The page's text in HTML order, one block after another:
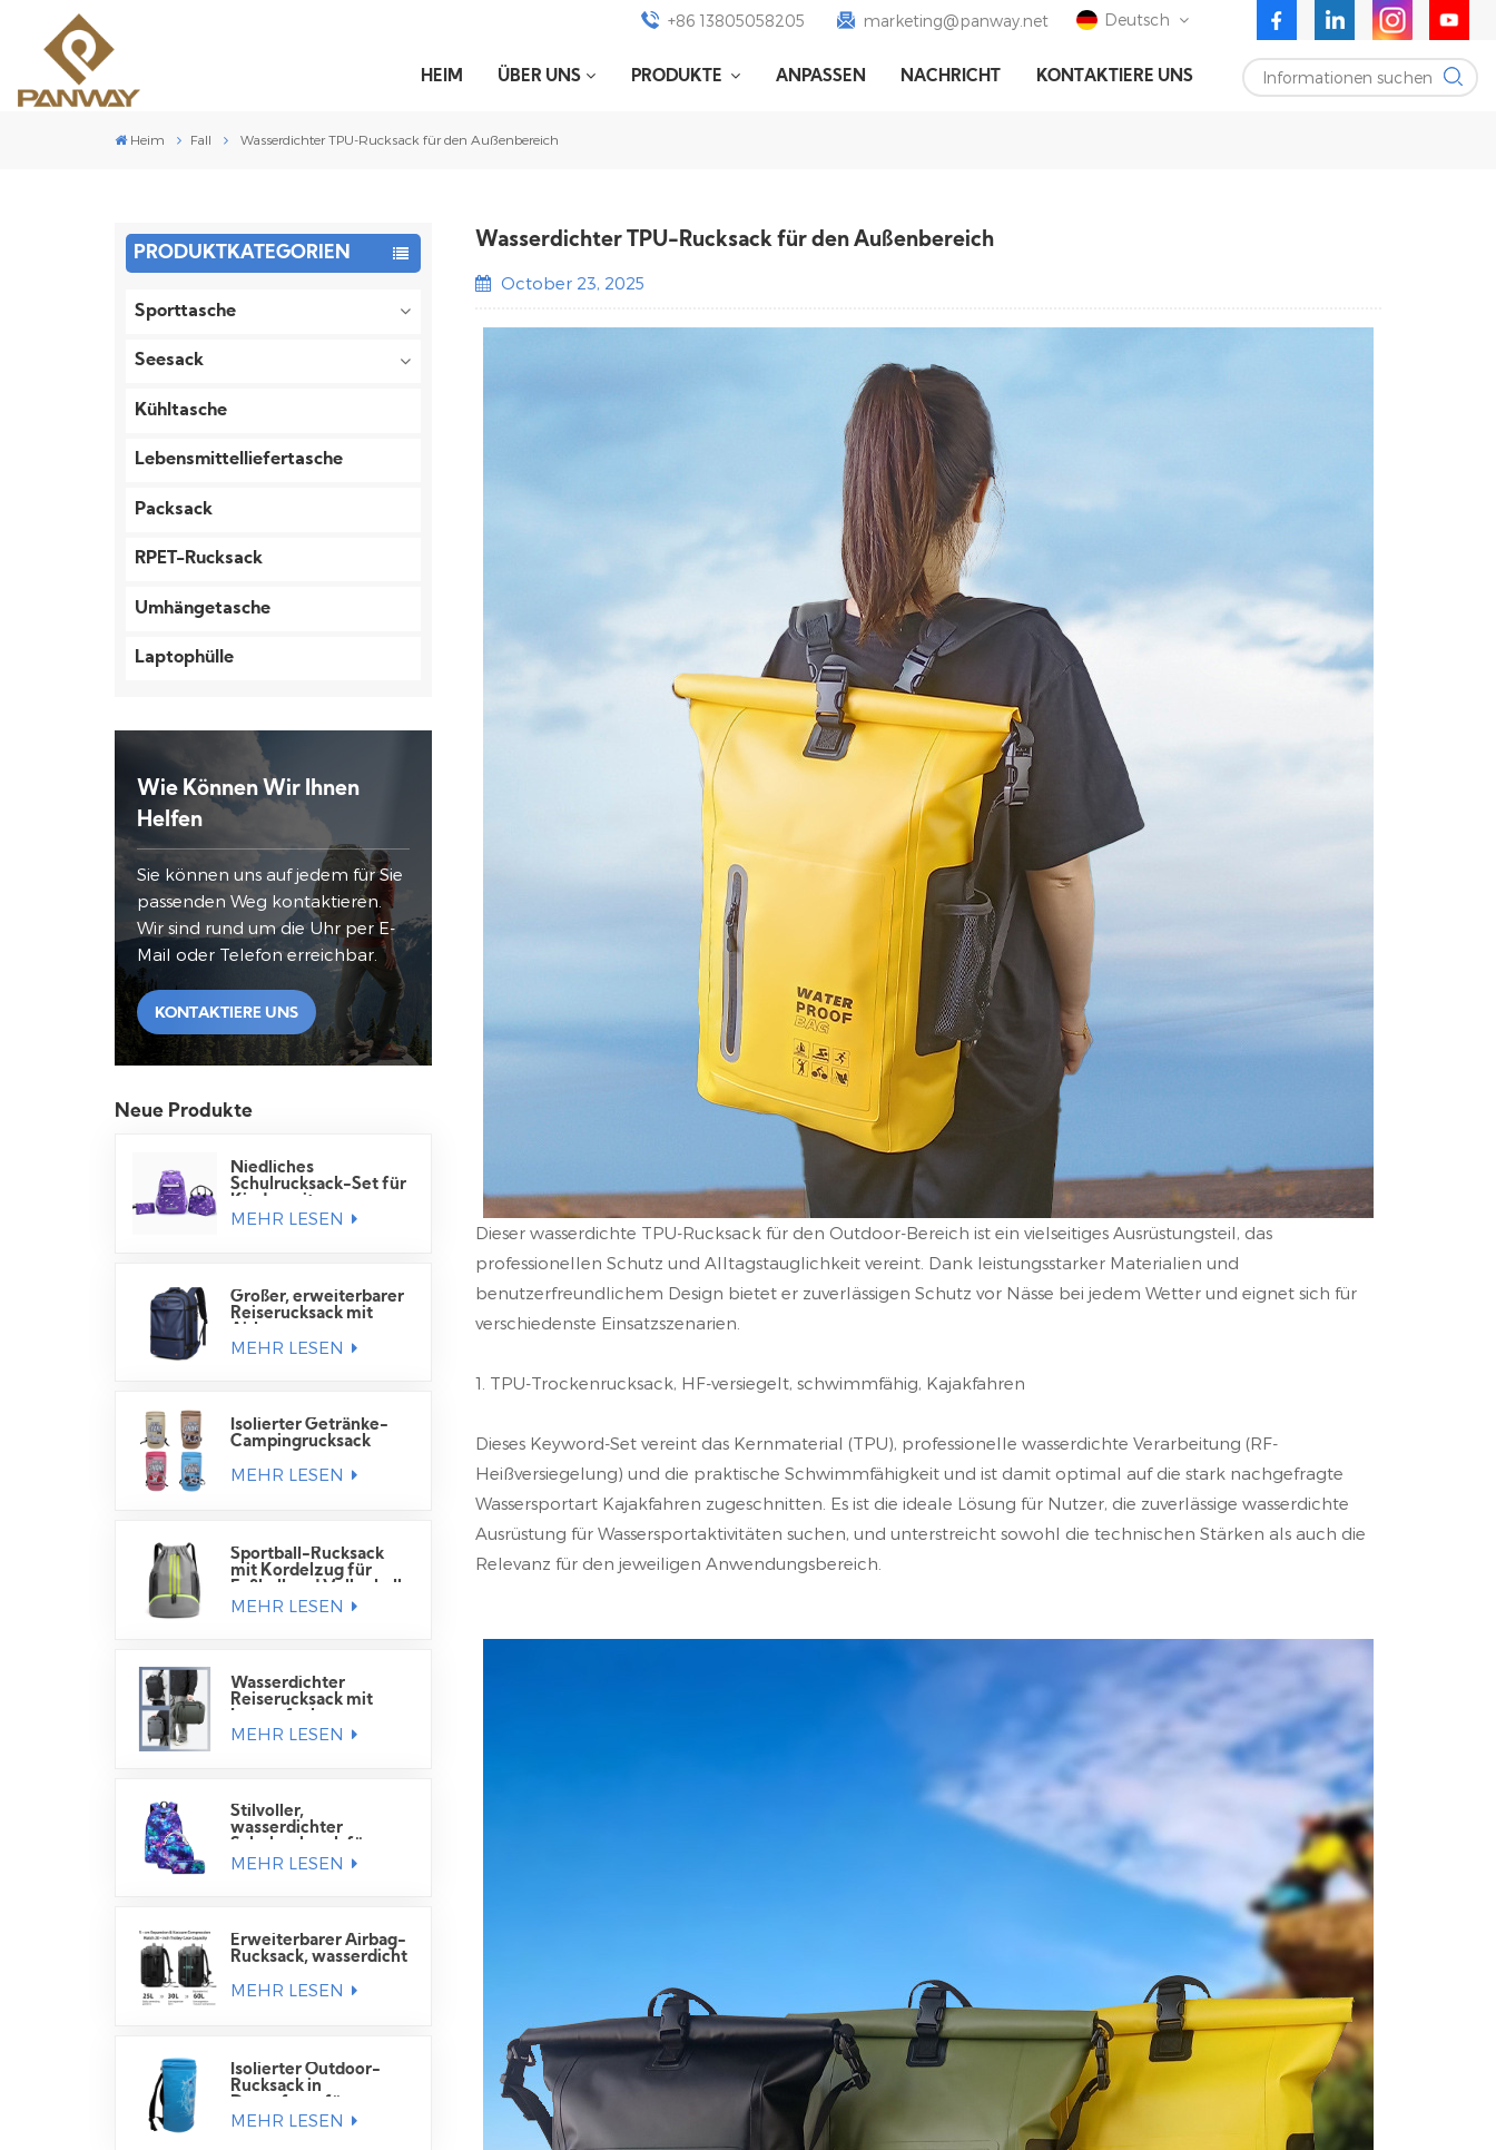
+86 13805058205 marketing@panway.net Deutsch
HEIM ÜBER UNS PRODUKTE ANPASSEN NACHRICHT KONTAKTIERE UNS Informationen suchen
Heim Fall Wasserdichter TPU-Rucksack für den Außenbereich
PRODUKTKATEGORIEN
Sporttasche
Seesack
Kühltasche
Lebensmittelliefertasche
Packsack
RPET-Rucksack
Umhängetasche
Laptophülle
Wie Können Wir Ihnen
Helfen
Sie können uns auf jedem für Sie
passenden Weg kontaktieren.
Wir sind rund um die Uhr per E-
Mail oder Telefon erreichbar.
KONTAKTIERE UNS
Neue Produkte
Niedliches
Schulrucksack-Set für
Lunchtasche
MEHR LESEN
Großer, erweiterbarer
Reiserucksack mit
MEHR LESEN
Isolierter Getränke-
Campingrucksack
MEHR LESEN
Sportball-Rucksack
mit Kordelzug für
MEHR LESEN
Wasserdichter
Reiserucksack mit
MEHR LESEN
Stilvoller,
wasserdichter
Schüler
MEHR LESEN
Erweiterbarer Airbag-
Rucksack, wasserdicht
MEHR LESEN
Isolierter Outdoor-
Rucksack in
Getränkedosen
MEHR LESEN
Wasserdichter TPU-Rucksack für den Außenbereich
October 23, 2025
Dieser wasserdichte TPU-Rucksack für den Outdoor-Bereich ist ein vielseitiges Ausrüstungsteil, das
professionellen Schutz und Alltagstauglichkeit vereint. Dank leistungsstarker Materialien und
benutzerfreundlichem Design bietet er zuverlässigen Schutz vor Nässe bei jedem Wetter und eignet sich für
verschiedenste Einsatzszenarien.
1. TPU-Trockenrucksack, HF-versiegelt, schwimmfähig, Kajakfahren
Dieses Keyword-Set vereint das Kernmaterial (TPU), professionelle wasserdichte Verarbeitung (RF-
Heißversiegelung) und die praktische Schwimmfähigkeit und ist damit optimal auf die stark nachgefragte
Wassersportart Kajakfahren zugeschnitten. Es ist die ideale Lösung für Nutzer, die zuverlässige wasserdichte
Ausrüstung für Wassersportaktivitäten suchen, und unterstreicht sowohl die technischen Stärken als auch die
Relevanz für den jeweiligen Anwendungsbereich.